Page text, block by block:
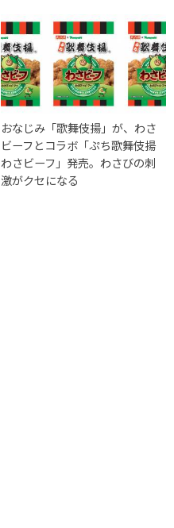
おなじみ「歌舞伎揚」が、わさ
ビーフとコラボ「ぷち歌舞伎揚
わさビーフ」発売。わさびの刺
激がクセになる